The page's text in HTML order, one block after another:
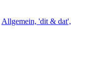
Allgemein, 'dit & dat',